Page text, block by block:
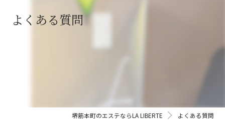
よくある質問
堺筋本町のエステならLA LIBERTE よくある質問